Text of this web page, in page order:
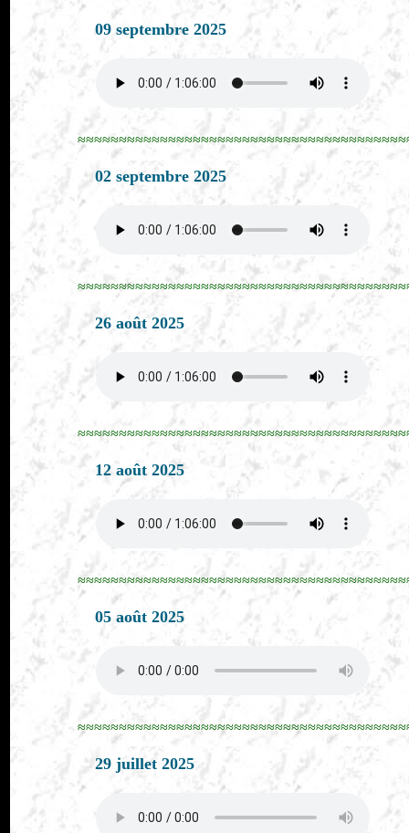
09 septembre 2025
02 septembre 2025
26 août 2025
12 août 2025
05 août 2025
29 juillet 2025